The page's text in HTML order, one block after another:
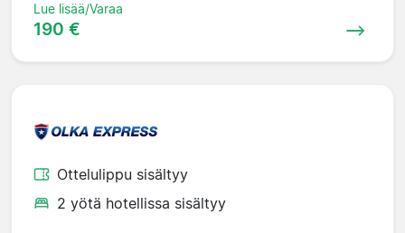
Lue lisää/Varaa
190 €
Ottelulippu sisältyy
2 yötä hotellissa sisältyy